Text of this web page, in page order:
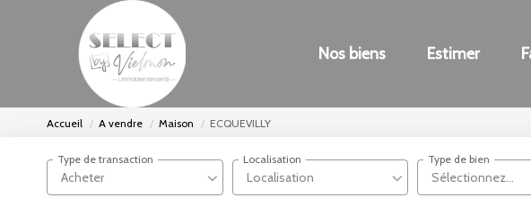
Nos biens Estimer
Accueil A vendre Maison ECQUEVILLY
Acheter
Type de transaction
Localisation
Localisation
Sélectionnez...
Type de bien